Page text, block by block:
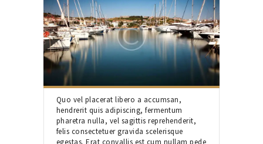
Quo vel placerat libero a accumsan,
hendrerit quis adipiscing, fermentum
pharetra nulla, vel sagittis reprehenderit,
felis consectetuer gravida scelerisque